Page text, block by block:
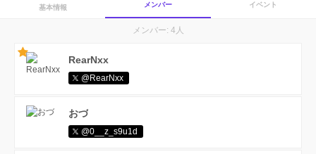
基本情報 メンバー イベント
メンバー: 4人
RearNxx
@RearNxx
おづ
@0__z_s9u1d